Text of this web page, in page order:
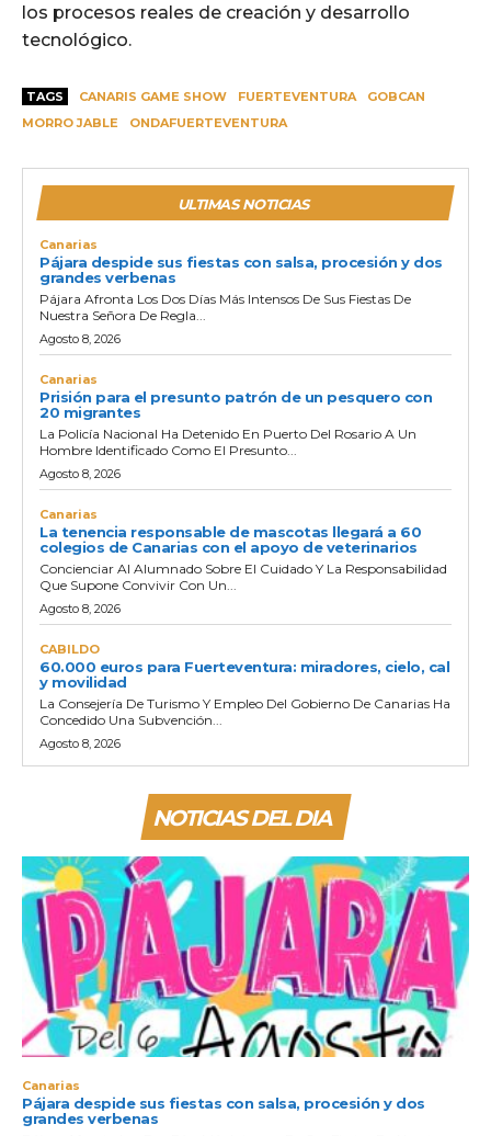
los procesos reales de creación y desarrollo
tecnológico.
TAGS CANARIS GAME SHOW FUERTEVENTURA
GOBCAN
MORRO JABLE
ONDAFUERTEVENTURA
ULTIMAS NOTICIAS
Canarias
Pájara despide sus fiestas con salsa, procesión y dos
grandes verbenas
Pájara Afronta Los Dos Días Más Intensos De Sus Fiestas De
Nuestra Señora De Regla...
Agosto 8, 2026
Canarias
Prisión para el presunto patrón de un pesquero con
20 migrantes
La Policía Nacional Ha Detenido En Puerto Del Rosario A Un
Hombre Identificado Como El Presunto...
Agosto 8, 2026
Canarias
La tenencia responsable de mascotas llegará a 60
colegios de Canarias con el apoyo de veterinarios
Concienciar Al Alumnado Sobre El Cuidado Y La Responsabilidad
Que Supone Convivir Con Un...
Agosto 8, 2026
CABILDO
60.000 euros para Fuerteventura: miradores, cielo, cal
y movilidad
La Consejería De Turismo Y Empleo Del Gobierno De Canarias Ha
Concedido Una Subvención...
Agosto 8, 2026
NOTICIAS DEL DIA
Canarias
Pájara despide sus fiestas con salsa, procesión y dos
grandes verbenas